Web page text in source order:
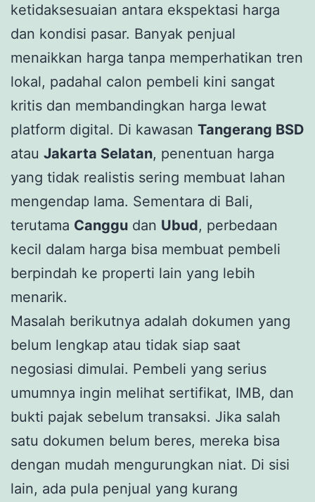
ketidaksesuaian antara ekspektasi harga
dan kondisi pasar. Banyak penjual
menaikkan harga tanpa memperhatikan tren
lokal, padahal calon pembeli kini sangat
kritis dan membandingkan harga lewat
platform digital. Di kawasan Tangerang BSD
atau Jakarta Selatan, penentuan harga
yang tidak realistis sering membuat lahan
mengendap lama. Sementara di Bali,
terutama Canggu dan Ubud, perbedaan
kecil dalam harga bisa membuat pembeli
berpindah ke properti lain yang lebih
menarik.
Masalah berikutnya adalah dokumen yang
belum lengkap atau tidak siap saat
negosiasi dimulai. Pembeli yang serius
umumnya ingin melihat sertifikat, IMB, dan
bukti pajak sebelum transaksi. Jika salah
satu dokumen belum beres, mereka bisa
dengan mudah mengurungkan niat. Di sisi
lain, ada pula penjual yang kurang